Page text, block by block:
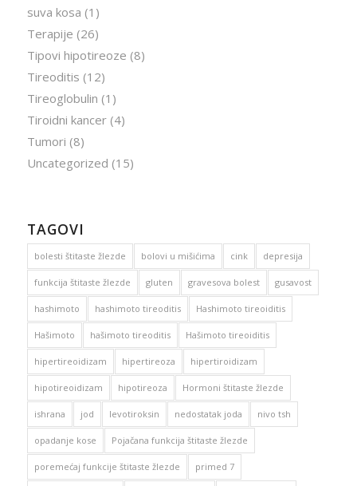
suva kosa (1)
Terapije (26)
Tipovi hipotireoze (8)
Tireoditis (12)
Tireoglobulin (1)
Tiroidni kancer(4)
Tumori (8)
Uncategorized (15)
TAGOVI
bolesti štitaste žlezde bolovi u mišićima cink depresija
funkcija štitaste žlezde gluten gravesova bolest gusavost
hashimoto hashimoto tireoditis Hashimoto tireoiditis
Hašimoto hašimoto tireoditis Hašimoto tireoiditis
hipertireoidizam hipertireoza hipertiroidizam
hipotireoidizam hipotireoza Hormoni štitaste žlezde
ishrana jod levotiroksin nedostatak joda nivo tsh
opadanje kose Pojačana funkcija štitaste žlezde
poremećaj funkcije štitaste žlezde primed 7